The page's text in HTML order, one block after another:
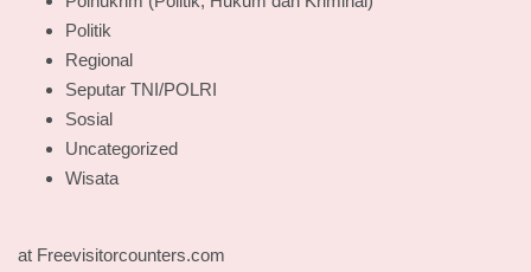
Politik
Regional
Seputar TNI/POLRI
Sosial
Uncategorized
Wisata
at Freevisitorcounters.com